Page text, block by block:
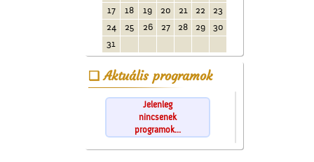
17 18 19 20 21 22
23
24
25 26 27 28 29
30
31
Aktuális programok
Jelenleg
nincsenek
programok...